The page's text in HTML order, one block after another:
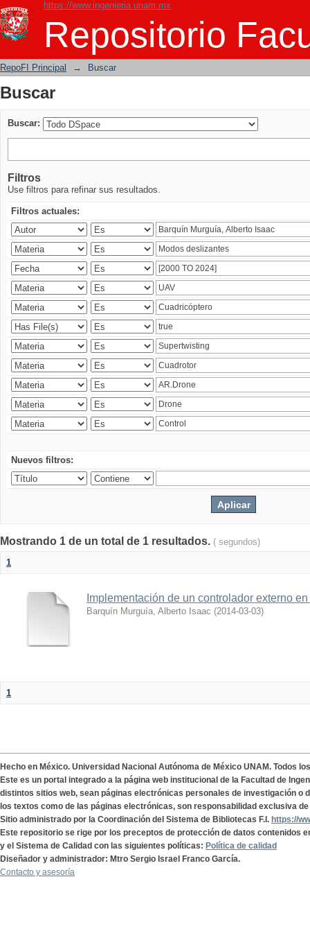
https://www.ingenieria.unam.mx
Repositorio
Buscar
RepoFI Principal → Buscar
Buscar
Buscar:
Filtros
Use filtros para refinar sus resultados.
Filtros actuales:
Nuevos filtros:
Mostrando 1 de un total de 1 resultados. ( segundos)
1
Implementación de un controlador externo
Barquín Murguía, Alberto Isaac (2014-03-03)
1
Hecho en México. Universidad Nacional Autónoma de México UNAM. Todos
Este es un portal integrado a la página web institucional de la Facultad de
distintos sitios web, sean páginas electrónicas personales de investigación o
los textos como de las páginas electrónicas, son responsabilidad exclusiva
Sitio administrado por la Coordinación del Sistema de Bibliotecas F.I. https://
Este repositorio se rige por los preceptos de protección de datos contenidos
y el Sistema de Calidad con las siguientes políticas: Política de calidad
Diseñador y administrador: Mtro Sergio Israel Franco García.
Contacto y asesoría